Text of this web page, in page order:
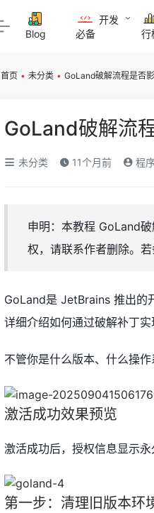
Blog
开发
必备
行
首页 • 未分类 • GoLand破解流程是否
GoLand破解流
未分类 11个月前 程
申明：本教程 GoLand
权，请联系作者删除。
GoLand是 JetBrains 推出的
详细介绍如何通过破解补丁实
不管你是什么版本、什么操作
激活成功效果预览
激活成功后，授权信息显示
第一步：清理旧版本环